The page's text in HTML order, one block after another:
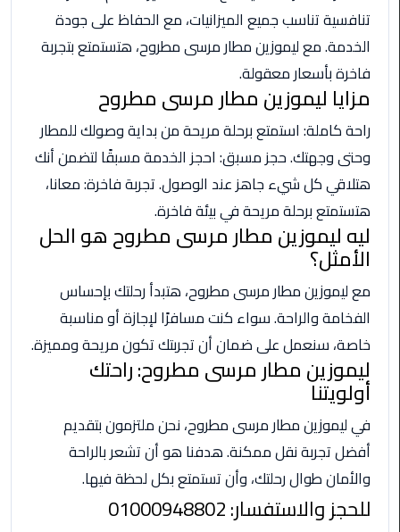
ليموزين
الاسكندريه
شرم
الشيخ
تاكسي
مطار
القاهرة
ليموزين
الاسكندريه
مطروح
ليموزين
المطار
ليموزين
البحر
من
مطار
القاهرة
ليموزين
تنافسية تناسب جميع الميزانيات، مع الحفاظ على جودة
الخدمة. مع ليموزين مطار مرسى مطروح، هتستمتع بتجربة
فاخرة بأسعار معقولة.
مزايا ليموزين مطار مرسى مطروح
راحة كاملة: استمتع برحلة مريحة من بداية وصولك للمطار
وحتى وجهتك. حجز مسبق: احجز الخدمة مسبقًا لتضمن أنك
هتلاقي كل شيء جاهز عند الوصول. تجربة فاخرة: معانا،
هتستمتع برحلة مريحة في بيئة فاخرة.
ليه ليموزين مطار مرسى مطروح هو الحل
الأمثل؟
مع ليموزين مطار مرسى مطروح، هتبدأ رحلتك بإحساس
الفخامة والراحة. سواء كنت مسافرًا لإجازة أو مناسبة
خاصة، سنعمل على ضمان أن تجربتك تكون مريحة ومميزة.
ليموزين مطار مرسى مطروح: راحتك
أولويتنا
في ليموزين مطار مرسى مطروح، نحن ملتزمون بتقديم
أفضل تجربة نقل ممكنة. هدفنا هو أن تشعر بالراحة
والأمان طوال رحلتك، وأن تستمتع بكل لحظة فيها.
للحجز والاستفسار: 01000948802